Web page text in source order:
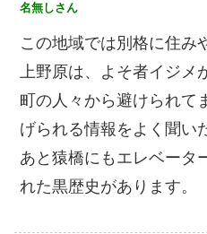
名無しさん
この地域では別格に住み
上野原は、よそ者イジメ
町の人々から避けられて
げられる情報をよく聞い
あと猿橋にもエレベータ
れた黒歴史があります。